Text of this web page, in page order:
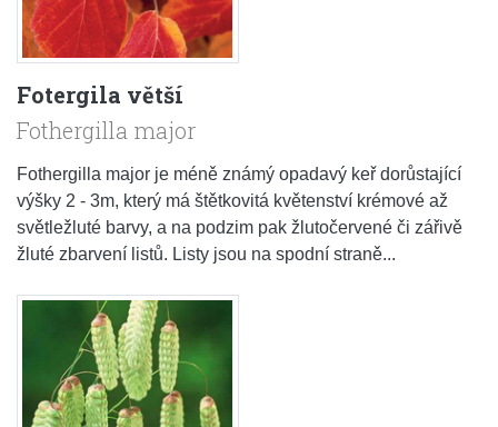
Fotergila větší
Fothergilla major
Fothergilla major je méně známý opadavý keř dorůstající
výšky 2 - 3m, který má štětkovitá květenství krémové až
světležluté barvy, a na podzim pak žlutočervené či zářivě
žluté zbarvení listů. Listy jsou na spodní straně...